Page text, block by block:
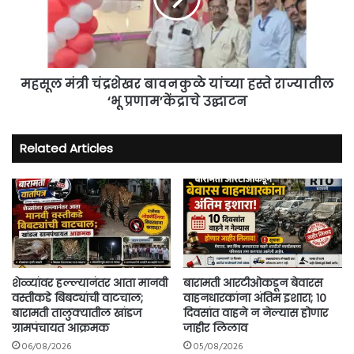
प्रणाम’केंद्राचे
उद्घाटन
महसूल मंत्री चंद्रशेखर बावनकुळे यांच्या हस्ते राज्यातील
‘भू प्रणाम’केंद्राचे उद्घाटन
Related Articles
शेळ्यांवर हल्ल्यानंतर आता मानवी
वस्तीकडे बिबट्यांची वाटचाल;
बारामती तालुक्यातील खांडज
ग्रामपंचायत आक्रमक
06/08/2026
बारामती आरटीओकडून बेवारस
वाहनधारकांना अंतिम इशारा; १०
दिवसांत वाहने न नेल्यास होणार
जाहीर लिलाव
05/08/2026